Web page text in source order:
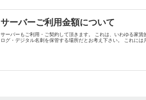
サーバーご利用金額について
サーバーもご利用・ご契約して頂きます。 これは、いわゆる家
ログ・デジタル名刺を保管する場所だとお考え下さい。 これに